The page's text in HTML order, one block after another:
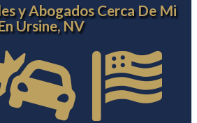
y Abogados Cerca De Mi
Ursine, NV